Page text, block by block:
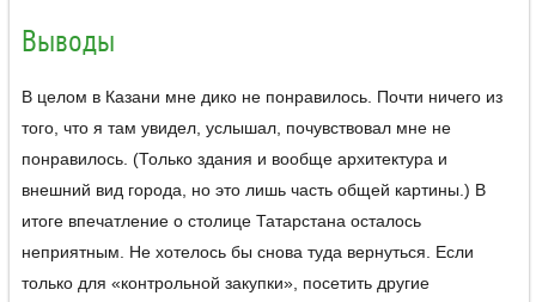
Выводы
В целом в Казани мне дико не понравилось. Почти ничего из
того, что я там увидел, услышал, почувствовал мне не
понравилось. (Только здания и вообще архитектура и
внешний вид города, но это лишь часть общей картины.) В
итоге впечатление о столице Татарстана осталось
неприятным. Не хотелось бы снова туда вернуться. Если
только для «контрольной закупки», посетить другие